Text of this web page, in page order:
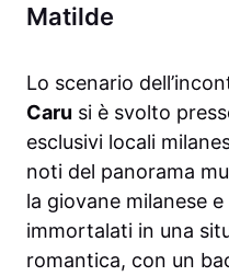
Matilde
Lo scenario
Caru si è svolto
esclusivi locali
noti del panorama
la giovane milanese
immortalati in una
romantica, con un